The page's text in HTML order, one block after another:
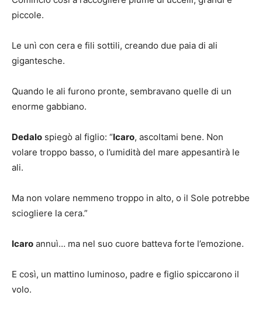
piccole.
Le unì con cera e fili sottili, creando due paia di ali
gigantesche.
Quando le ali furono pronte, sembravano quelle di un
enorme gabbiano.
Dedalo spiegò al figlio: “Icaro, ascoltami bene. Non
volare troppo basso, o l’umidità del mare appesantirà le
ali.
Ma non volare nemmeno troppo in alto, o il Sole potrebbe
sciogliere la cera.”
Icaro annuì… ma nel suo cuore batteva forte l’emozione.
E così, un mattino luminoso, padre e figlio spiccarono il
volo.